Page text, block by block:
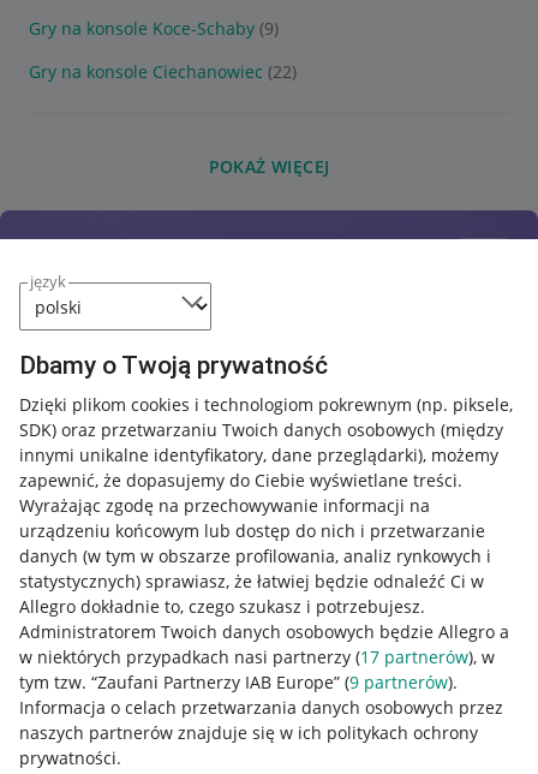
język
Dbamy o Twoją prywatność
Dzięki plikom cookies i technologiom pokrewnym (np. piksele,
SDK) oraz przetwarzaniu Twoich danych osobowych (między
innymi unikalne identyfikatory, dane przeglądarki), możemy
zapewnić, że dopasujemy do Ciebie wyświetlane treści.
Wyrażając zgodę na przechowywanie informacji na
urządzeniu końcowym lub dostęp do nich i przetwarzanie
danych (w tym w obszarze profilowania, analiz rynkowych i
statystycznych) sprawiasz, że łatwiej będzie odnaleźć Ci w
Allegro dokładnie to, czego szukasz i potrzebujesz.
Administratorem Twoich danych osobowych będzie Allegro a
w niektórych przypadkach nasi partnerzy (17 partnerów), w
tym tzw. “Zaufani Partnerzy IAB Europe” (9 partnerów).
Informacja o celach przetwarzania danych osobowych przez
naszych partnerów znajduje się w ich politykach ochrony
prywatności.
Gry na konsole Koce-Schaby (9)
Gry na konsole Ciechanowiec (22)
POKAŻ WIĘCEJ
Przydatne informacje
Jak to działa